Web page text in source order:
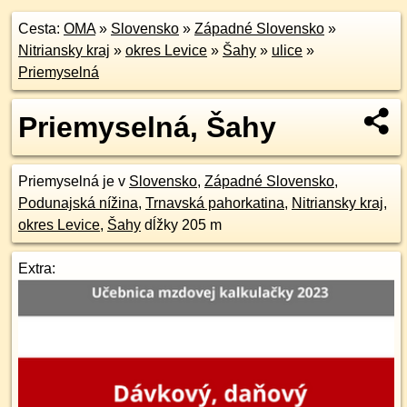
Cesta: OMA» Slovensko » Západné Slovensko »
Nitriansky kraj » okres Levice » Šahy » ulice »
Priemyselná
Priemyselná, Šahy
Priemyselná je v Slovensko, Západné Slovensko,
Podunajská nížina, Trnavská pahorkatina, Nitriansky kraj,
okres Levice, Šahy dĺžky 205 m
Extra: